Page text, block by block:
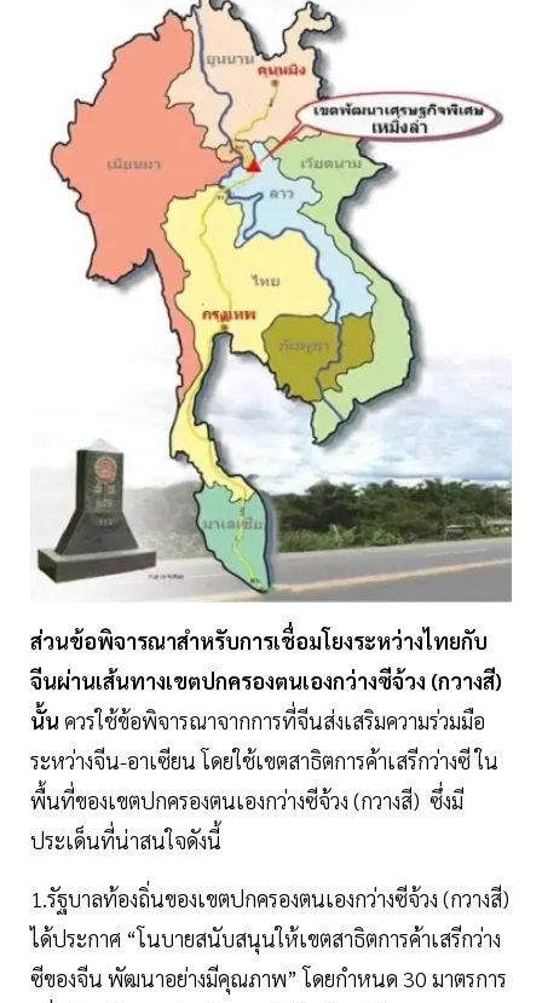
ส่วนข้อพิจารณาสำหรับการเชื่อมโยงระหว่างไทยกับ
จีนผ่านเส้นทางเขตปกครองตนเองกว่างซีจ้วง (กวางสี)
นั้น ควรใช้ข้อพิจารณาจากการที่จีนส่งเสริมความร่วมมือ
ระหว่างจีน-อาเซียน โดยใช้เขตสาธิตการค้าเสรีกว่างซี ใน
พื้นที่ของเขตปกครองตนเองกว่างซีจ้วง (กวางสี) ซึ่งมี
ประเด็นที่น่าสนใจดังนี้
1.รัฐบาลท้องถิ่นของเขตปกครองตนเองกว่างซีจ้วง (กวางสี)
ได้ประกาศ “โนบายสนับสนุนให้เขตสาธิตการค้าเสรีกว่าง
ซีของจีน พัฒนาอย่างมีคุณภาพ” โดยกำหนด 30 มาตรการ